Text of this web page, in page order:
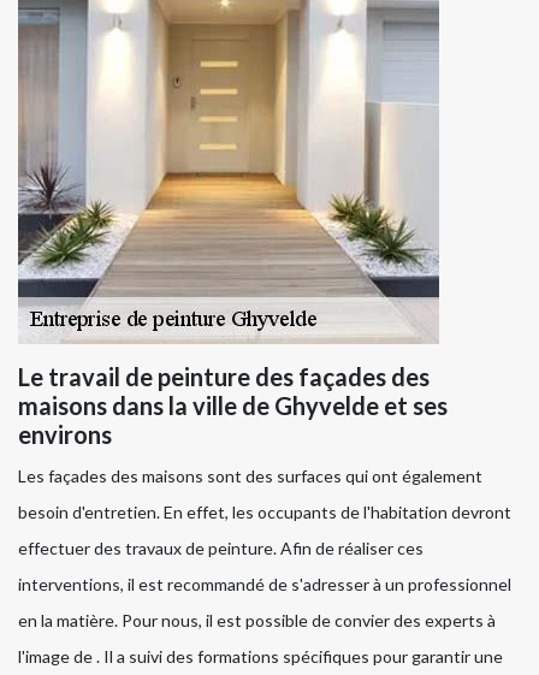
Le travail de peinture des façades des
maisons dans la ville de Ghyvelde et ses
environs
Les façades des maisons sont des surfaces qui ont également
besoin d'entretien. En effet, les occupants de l'habitation devront
effectuer des travaux de peinture. Afin de réaliser ces
interventions, il est recommandé de s'adresser à un professionnel
en la matière. Pour nous, il est possible de convier des experts à
l'image de . Il a suivi des formations spécifiques pour garantir une